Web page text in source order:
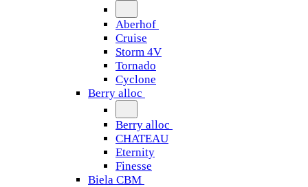
Aberhof
Cruise
Storm 4V
Tornado
Сyclone
Berry alloc
Berry alloc
CHATEAU
Eternity
Finesse
Biela CBM